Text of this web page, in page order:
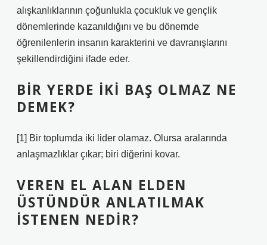
alışkanlıklarının çoğunlukla çocukluk ve gençlik
dönemlerinde kazanıldığını ve bu dönemde
öğrenilenlerin insanın karakterini ve davranışlarını
şekillendirdiğini ifade eder.
BIR YERDE IKI BAŞ OLMAZ NE
DEMEK?
[1] Bir toplumda iki lider olamaz. Olursa aralarında
anlaşmazlıklar çıkar; biri diğerini kovar.
VEREN EL ALAN ELDEN
ÜSTÜNDÜR ANLATILMAK
ISTENEN NEDIR?